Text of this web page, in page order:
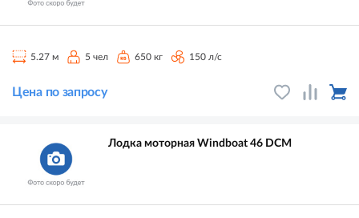
5.27 м 5 чел 650 кг 150 л/с
Цена по запросу
Лодка моторная Windboat 46 DCM